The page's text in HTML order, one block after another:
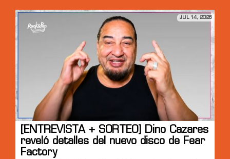
JUL 14, 2026
[ENTREVISTA + SORTEO] Dino Cazares
reveló detalles del nuevo disco de Fear
Factory